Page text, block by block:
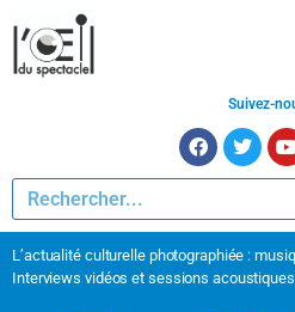
Suivez-
L’actualité culturelle photographiée :
Interviews vidéos et sessions acoustiques